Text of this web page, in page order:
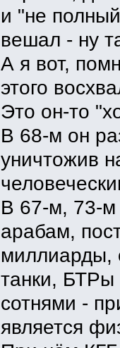
и "не
вешал - ну
А я вот,
этого
Это он-то
В 68-м он
уничтожив
В 67-м, 73-м
арабам,
миллиарды,
танки,
сотнями -
является